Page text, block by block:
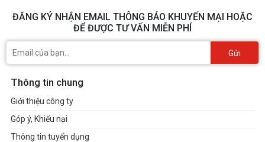
ĐĂNG KÝ NHẬN EMAIL THÔNG BÁO KHUYẾN MẠI HOẶC
ĐỂ ĐƯỢC TƯ VẤN MIỄN PHÍ
Gửi
Thông tin chung
Giới thiệu công ty
Góp ý, Khiếu nại
Thông tin tuyển dụng